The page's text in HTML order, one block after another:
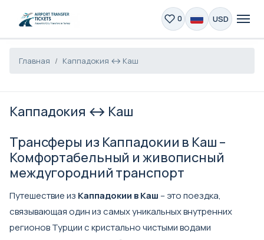
0 USD
Главная Каппадокия ↔ Каш
Каппадокия ↔ Каш
Трансферы из Каппадокии в Каш –
Комфортабельный и живописный
междугородний транспорт
Путешествие из Каппадокии в Каш – это поездка,
связывающая один из самых уникальных внутренних
регионов Турции с кристально чистыми водами